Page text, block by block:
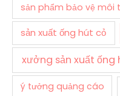
sản phẩm bảo vệ môi
sản xuất ống hút cỏ
xưởng sản xuất ống
ý tưởng quảng cáo